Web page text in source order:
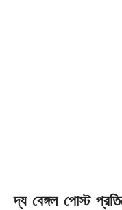
দ্য বেঙ্গল পোস্ট